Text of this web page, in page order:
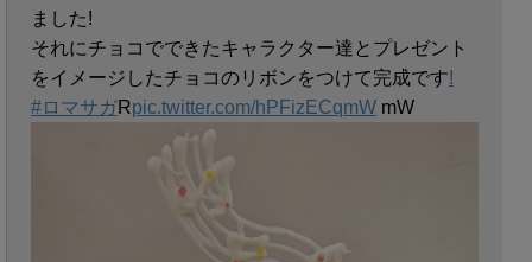
ました!
それにチョコでできたキャラクター達とプレゼント
をイメージしたチョコのリボンをつけて完成です!
#ロマサガRpic.twitter.com/hPFizECqmW mW